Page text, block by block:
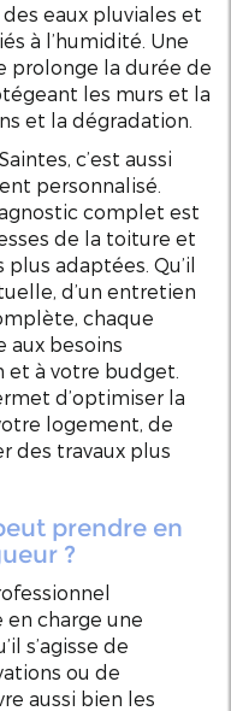
eaux pluviales et
à l’humidité. Une
prolonge la durée de
les murs et la
et la dégradation.
c’est aussi
personnalisé.
complet est
de la toiture et
adaptées. Qu’il
d’un entretien
chaque
aux besoins
à votre budget.
d’optimiser la
logement, de
des travaux plus
prendre en
?
charge une
s’agisse de
ou de
aussi bien les